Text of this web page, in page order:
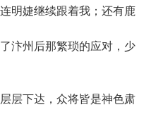
明婕继续跟着我；还有鹿
汴州后那繁琐的应对，少
下达，众将皆是神色肃